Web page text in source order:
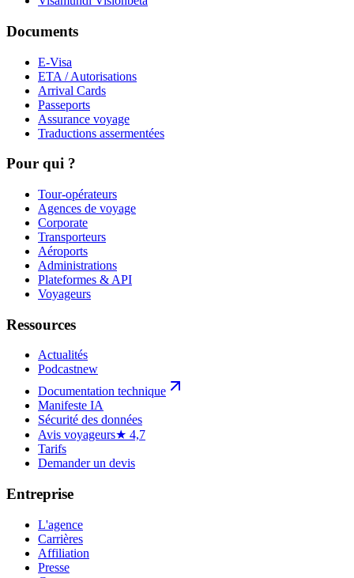
Documents
E-Visa
ETA / Autorisations
Arrival Cards
Passeports
Assurance voyage
Traductions assermentées
Pour qui ?
Tour-opérateurs
Agences de voyage
Corporate
Transporteurs
Aéroports
Administrations
Plateformes & API
Voyageurs
Ressources
Actualités
Podcastnew
Documentation technique
Manifeste IA
Sécurité des données
Avis voyageurs★ 4,7
Tarifs
Demander un devis
Entreprise
L'agence
Carrières
Affiliation
Presse